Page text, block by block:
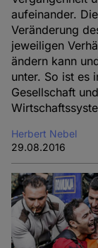
aufeinander.
Veränderung
jeweiligen
ändern kann
unter. So ist es
Gesellschaft
Herbert Nebel
29.08.2016